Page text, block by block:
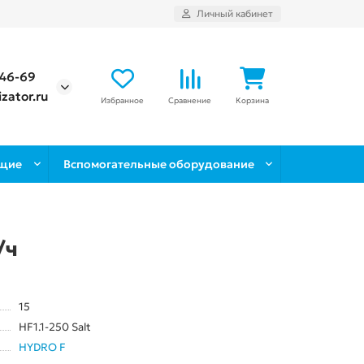
Личный кабинет
69
Избранное Сравнение Корзина
Вспомогательные оборудование
ч
15
HF1.1-250 Salt
HYDRO F